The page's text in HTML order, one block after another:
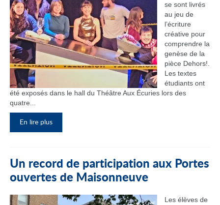
se sont livrés
au jeu de
l’écriture
créative pour
comprendre la
genèse de la
pièce Dehors!.
Les textes
étudiants ont
été exposés dans le hall du Théâtre Aux Écuries lors des
quatre...
En lire plus
Un record de participation aux Portes
ouvertes de Maisonneuve
Les élèves de